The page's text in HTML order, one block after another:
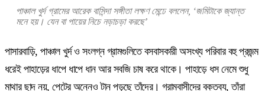
পাঞ্চাল খুর্দ গ্রামের আরেক বাসিন্দা সঙ্গীতা লক্ষণ মেন্ঢে বললেন, ‘জমিটাকে জ্যান্ত
মনে হয়। যেন বা পায়ের নিচে নড়াচড়া করছে’
পাসারবাড়ি, পাঞ্চাল খুর্দ ও সংলগ্ন গ্রামগুলিতে বসবাসকারী অসংখ্য পরিবার বহু প্রজন্ম
ধরেই পাহাড়ের ধাপে ধাপে ধান আর সবজি চাষ করে থাকে। পাহাড়ে ধস নেমে শুধু
মাথার ছাদ নয়, পেটের অন্নেও টান পড়ছে তাঁদের। গ্রামবাসীদের বক্তব্য, তাঁরা